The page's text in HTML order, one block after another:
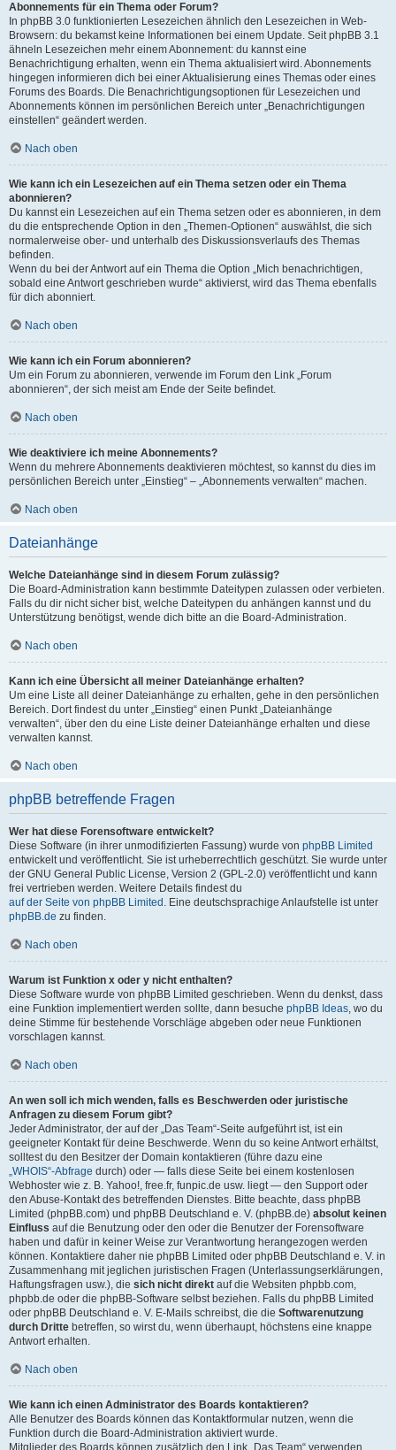
Abonnements für ein Thema oder Forum?
In phpBB 3.0 funktionierten Lesezeichen ähnlich den Lesezeichen in Web-
Browsern: du bekamst keine Informationen bei einem Update. Seit phpBB 3.1
ähneln Lesezeichen mehr einem Abonnement: du kannst eine
Benachrichtigung erhalten, wenn ein Thema aktualisiert wird. Abonnements
hingegen informieren dich bei einer Aktualisierung eines Themas oder eines
Forums des Boards. Die Benachrichtigungsoptionen für Lesezeichen und
Abonnements können im persönlichen Bereich unter „Benachrichtigungen
einstellen“ geändert werden.
Nach oben
Wie kann ich ein Lesezeichen auf ein Thema setzen oder ein Thema
abonnieren?
Du kannst ein Lesezeichen auf ein Thema setzen oder es abonnieren, in dem
du die entsprechende Option in den „Themen-Optionen“ auswählst, die sich
normalerweise ober- und unterhalb des Diskussionsverlaufs des Themas
befinden.
Wenn du bei der Antwort auf ein Thema die Option „Mich benachrichtigen,
sobald eine Antwort geschrieben wurde“ aktivierst, wird das Thema ebenfalls
für dich abonniert.
Nach oben
Wie kann ich ein Forum abonnieren?
Um ein Forum zu abonnieren, verwende im Forum den Link „Forum
abonnieren“, der sich meist am Ende der Seite befindet.
Nach oben
Wie deaktiviere ich meine Abonnements?
Wenn du mehrere Abonnements deaktivieren möchtest, so kannst du dies im
persönlichen Bereich unter „Einstieg“ – „Abonnements verwalten“ machen.
Nach oben
Dateianhänge
Welche Dateianhänge sind in diesem Forum zulässig?
Die Board-Administration kann bestimmte Dateitypen zulassen oder verbieten.
Falls du dir nicht sicher bist, welche Dateitypen du anhängen kannst und du
Unterstützung benötigst, wende dich bitte an die Board-Administration.
Nach oben
Kann ich eine Übersicht all meiner Dateianhänge erhalten?
Um eine Liste all deiner Dateianhänge zu erhalten, gehe in den persönlichen
Bereich. Dort findest du unter „Einstieg“ einen Punkt „Dateianhänge
verwalten“, über den du eine Liste deiner Dateianhänge erhalten und diese
verwalten kannst.
Nach oben
phpBB betreffende Fragen
Wer hat diese Forensoftware entwickelt?
Diese Software (in ihrer unmodifizierten Fassung) wurde von phpBB Limited
entwickelt und veröffentlicht. Sie ist urheberrechtlich geschützt. Sie wurde unter
der GNU General Public License, Version 2 (GPL-2.0) veröffentlicht und kann
frei vertrieben werden. Weitere Details findest du
auf der Seite von phpBB Limited . Eine deutschsprachige Anlaufstelle ist unter
phpBB.de zu finden.
Nach oben
Warum ist Funktion x oder y nicht enthalten?
Diese Software wurde von phpBB Limited geschrieben. Wenn du denkst, dass
eine Funktion implementiert werden sollte, dann besuche phpBB Ideas, wo du
deine Stimme für bestehende Vorschläge abgeben oder neue Funktionen
vorschlagen kannst.
Nach oben
An wen soll ich mich wenden, falls es Beschwerden oder juristische
Anfragen zu diesem Forum gibt?
Jeder Administrator, der auf der „Das Team“-Seite aufgeführt ist, ist ein
geeigneter Kontakt für deine Beschwerde. Wenn du so keine Antwort erhältst,
solltest du den Besitzer der Domain kontaktieren (führe dazu eine
„WHOIS“-Abfrage durch) oder — falls diese Seite bei einem kostenlosen
Webhoster wie z. B. Yahoo!, free.fr, funpic.de usw. liegt — den Support oder
den Abuse-Kontakt des betreffenden Dienstes. Bitte beachte, dass phpBB
Limited (phpBB.com) und phpBB Deutschland e. V. (phpBB.de) absolut keinen
Einfluss auf die Benutzung oder den oder die Benutzer der Forensoftware
haben und dafür in keiner Weise zur Verantwortung herangezogen werden
können. Kontaktiere daher nie phpBB Limited oder phpBB Deutschland e. V. in
Zusammenhang mit jeglichen juristischen Fragen (Unterlassungserklärungen,
Haftungsfragen usw.), die sich nicht direkt auf die Websiten phpbb.com,
phpbb.de oder die phpBB-Software selbst beziehen. Falls du phpBB Limited
oder phpBB Deutschland e. V. E-Mails schreibst, die die Softwarenutzung
durch Dritte betreffen, so wirst du, wenn überhaupt, höchstens eine knappe
Antwort erhalten.
Nach oben
Wie kann ich einen Administrator des Boards kontaktieren?
Alle Benutzer des Boards können das Kontaktformular nutzen, wenn die
Funktion durch die Board-Administration aktiviert wurde.
Mitglieder des Boards können zusätzlich den Link „Das Team“ verwenden.